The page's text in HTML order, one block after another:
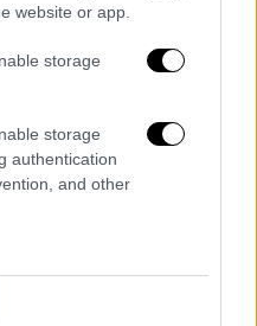
website or app.
storage
storage
authentication
and other
θα ήταν
να είχαμε
βρήκανκαταφύγιο